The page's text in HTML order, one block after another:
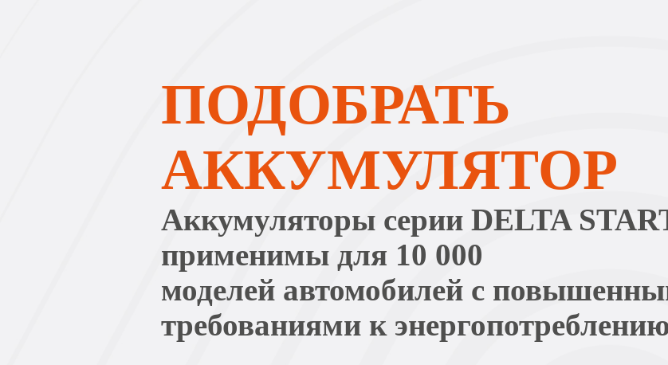
ПОДОБРАТЬ
АККУМУЛЯТОР
Аккумуляторы серии DELTA
применимы для 10 000
моделей автомобилей с
требованиями к